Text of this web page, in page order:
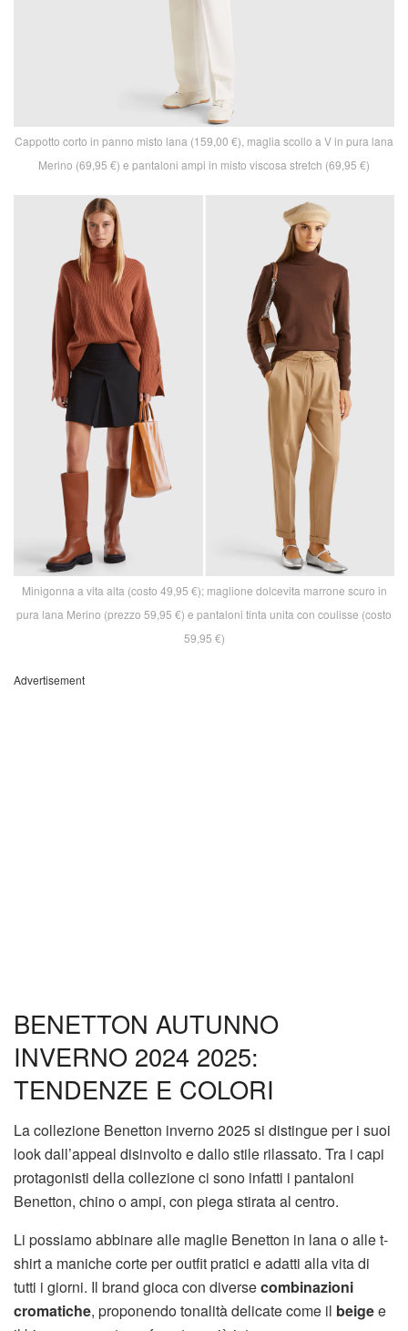
Cappotto corto in panno misto lana (159,00 €), maglia scollo a V in pura lana
Merino (69,95 €) e pantaloni ampi in misto viscosa stretch (69,95 €)
Minigonna a vita alta (costo 49,95 €); maglione dolcevita marrone scuro in
pura lana Merino (prezzo 59,95 €) e pantaloni tinta unita con coulisse (costo
59,95 €)
Advertisement
BENETTON AUTUNNO
INVERNO 2024 2025:
TENDENZE E COLORI
La collezione Benetton inverno 2025 si distingue per i suoi
look dall’appeal disinvolto e dallo stile rilassato. Tra i capi
protagonisti della collezione ci sono infatti i pantaloni
Benetton, chino o ampi, con piega stirata al centro.
Li possiamo abbinare alle maglie Benetton in lana o alle t-
shirt a maniche corte per outfit pratici e adatti alla vita di
tutti i giorni. Il brand gioca con diversecombinazioni
cromatiche, proponendo tonalità delicate come il beigee